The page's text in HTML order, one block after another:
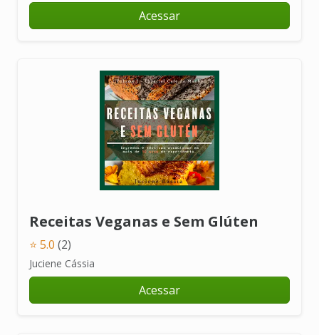
Acessar
Receitas Veganas e Sem Glúten
⭐ 5.0 (2)
Juciene Cássia
Acessar